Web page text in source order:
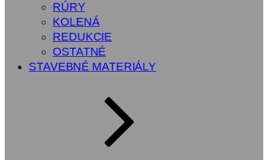
RÚRY
KOLENÁ
REDUKCIE
OSTATNÉ
STAVEBNÉ MATERIÁLY